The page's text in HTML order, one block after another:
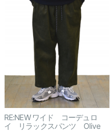
RE:NEW ワイド コーデュロ
イ リラックスパンツ Olive